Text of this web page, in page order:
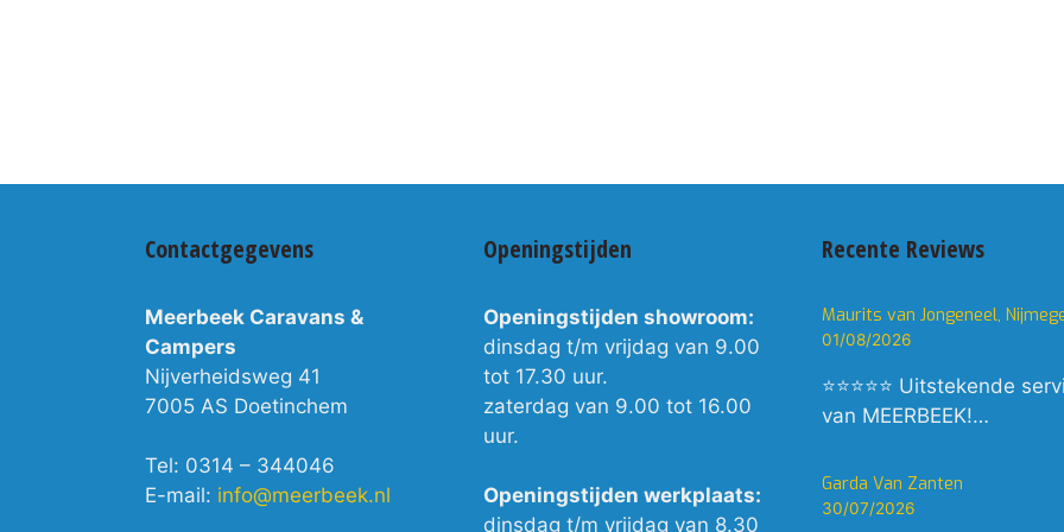
Contactgegevens
Meerbeek Caravans &
Campers
Nijverheidsweg 41
7005 AS Doetinchem
Tel: 0314 – 344046
E-mail: info@meerbeek.nl
Openingstijden
Openingstijden showroom:
dinsdag t/m vrijdag van 9.00
tot 17.30 uur.
zaterdag van 9.00 tot 16.00
uur.
Openingstijden werkplaats:
dinsdag t/m vrijdag van 8.30
Recente Reviews
Maurits van Jongeneel,
01/08/2026
⭐⭐⭐⭐⭐ Uitstekende
van MEERBEEK!…
Garda Van Zanten
30/07/2026